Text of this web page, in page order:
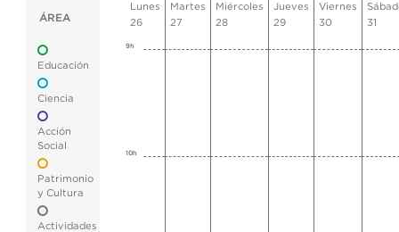
ÁREA
Educación
Ciencia
Acción
Social
Patrimonio
y Cultura
Actividades
Lunes
26
Martes
27
Miércoles
28
Jueves
29
Viernes
30
31
9h
10h